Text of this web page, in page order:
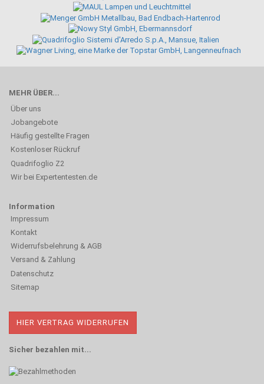
MEHR ÜBER...
Über uns
Jobangebote
Häufig gestellte Fragen
Kostenloser Rückruf
Quadrifoglio Z2
Wir bei Expertentesten.de
Information
Impressum
Kontakt
Widerrufsbelehrung & AGB
Versand & Zahlung
Datenschutz
Sitemap
HIER VERTRAG WIDERRUFEN
Sicher bezahlen mit...